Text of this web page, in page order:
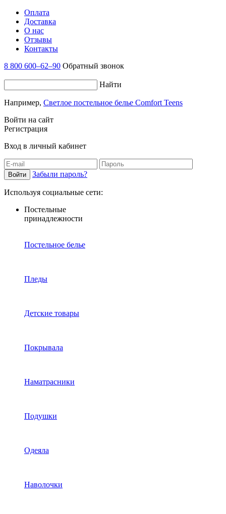
Оплата
Доставка
О нас
Отзывы
Контакты
8 800 600–62–90 Обратный звонок
Найти
Например, Светлое постельное белье Comfort Teens
Войти на сайт
Регистрация
Вход в личный кабинет
Забыли пароль?
Используя социальные сети:
Постельные
принадлежности
Постельное белье
Пледы
Детские товары
Покрывала
Наматрасники
Подушки
Одеяла
Наволочки